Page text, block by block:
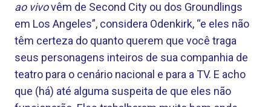
ao vivovêm de Second City ou dos Groundlings
em Los Angeles”, considera Odenkirk, “e eles não
têm certeza do quanto querem que você traga
seus personagens inteiros de sua companhia de
teatro para o cenário nacional e para a TV. E acho
que (há) até alguma suspeita de que eles não